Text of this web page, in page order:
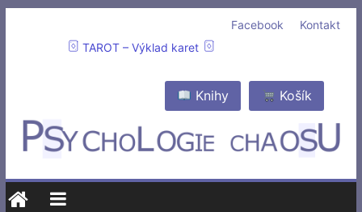
Kontakt
Facebook
TAROT – Výklad karet
Košík
Knihy